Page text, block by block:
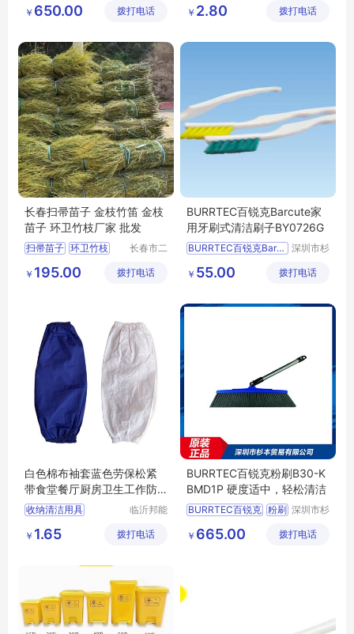
垃圾箱 家用垃圾桶
技有限公
￥ 650.00 拨打电话
家务手套
有限公司
￥ 2.80 拨打电话
长春扫帚苗子 金枝竹笛 金枝
苗子 环卫竹枝厂家 批发
扫帚苗子 环卫竹枝
金枝苗子
长春市二
五金产品
￥ 195.00 拨打电话
BURRTEC百锐克Barcute家
用牙刷式清洁刷子BY0726G
BURRTEC百锐克Barcute牙刷式刷子BY0726G
家务清洁用具
深圳市杉
限公司
￥ 55.00 拨打电话
白色棉布袖套蓝色劳保松紧
带食堂餐厅厨房卫生工作防
护布套袖
收纳清洁用具
家务围裙
临沂邦能
有限公司
￥ 1.65 拨打电话
BURRTEC百锐克粉刷B30-K
BMD1P 硬度适中，轻松清洁
BURRTEC百锐克 粉刷
家务清洁用具
日用品
深圳市杉
限公司
￥ 665.00 拨打电话